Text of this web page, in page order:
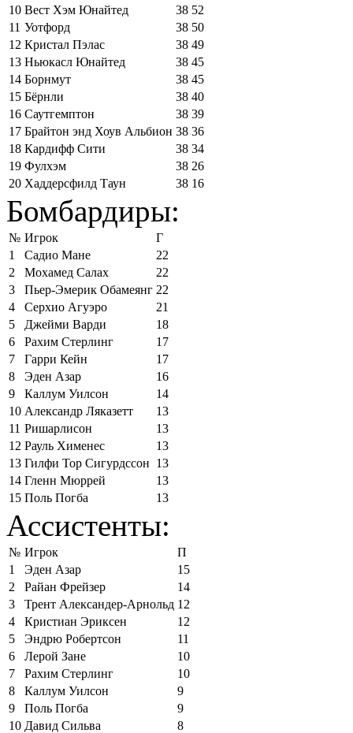
10 Вест Хэм Юнайтед 38 52
11 Уотфорд 38 50
12 Кристал Пэлас 38 49
13 Ньюкасл Юнайтед 38 45
14 Борнмут 38 45
15 Бёрнли 38 40
16 Саутгемптон 38 39
17 Брайтон энд Хоув Альбион 38 36
18 Кардифф Сити 38 34
19 Фулхэм 38 26
20 Хаддерсфилд Таун 38 16
Бомбардиры:
№ Игрок
Г
1
Садио Мане
22
2
Мохамед Салах
22
3
Пьер-Эмерик Обамеянг 22
4
Серхио Агуэро
21
5
Джейми Варди
18
6
Рахим Стерлинг
17
7
Гарри Кейн
17
8
Эден Азар
16
9
Каллум Уилсон
14
10 Александр Ляказетт
13
11 Ришарлисон
13
12 Рауль Хименес
13
13 Гилфи Тор Сигурдссон 13
14 Гленн Мюррей
13
15 Поль Погба 13
Ассистенты:
№ Игрок
П
1
Эден Азар
15
2
Райан Фрейзер
14
3
Трент Александер-Арнольд 12
4
Кристиан Эриксен
12
5
Эндрю Робертсон
11
6
Лерой Зане
10
7
Рахим Стерлинг
10
8
Каллум Уилсон
9
9
Поль Погба
9
10 Давид Сильва
8